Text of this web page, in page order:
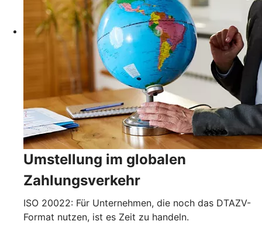
Umstellung im globalen
Zahlungsverkehr
ISO 20022: Für Unternehmen, die noch das DTAZV-
Format nutzen, ist es Zeit zu handeln.